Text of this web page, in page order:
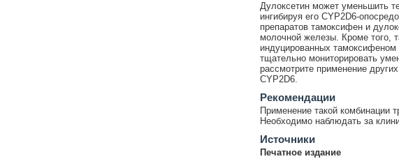
Дулоксетин может уменьшить
ингибируя его CYP2D6-
препаратов тамоксифен и
молочной железы. Кроме того,
индуцированных
тщательно мониторировать
рассмотрите применение
CYP2D6.
Рекомендации
Применение такой комбинации
Необходимо наблюдать за
Источники
Печатное издание